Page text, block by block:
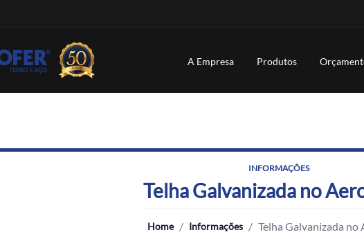
A Empresa Produtos
INFORMAÇÕES
Telha Galvanizada no
Home / Informações / Telha Galvanizada